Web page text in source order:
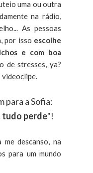
uma ou outra
na rádio,
As pessoas
por isso escolhe
e com boa
de stresses, ya?
videoclipe.
para a Sofia:
tudo perde"!
descanso, na
para um mundo